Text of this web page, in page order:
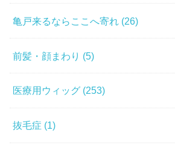
亀戸来るならここへ寄れ (26)
前髪・顔まわり (5)
医療用ウィッグ (253)
抜毛症 (1)